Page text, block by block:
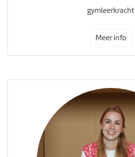
gymleerkracht
Meer info